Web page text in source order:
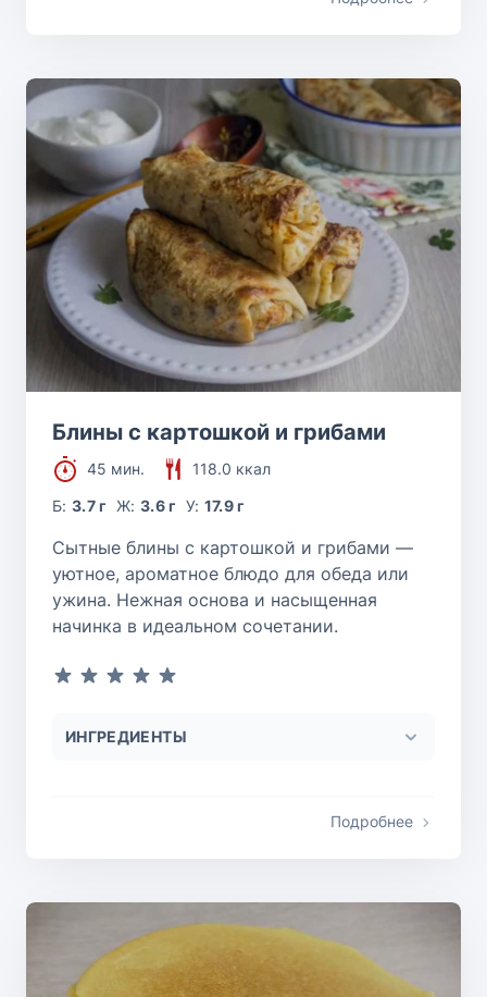
Блины с картошкой и грибами
45 мин.
118.0 ккал
Б:3.7 г Ж: 3.6 г У: 17.9 г
Сытные блины с картошкой и грибами —
уютное, ароматное блюдо для обеда или
ужина. Нежная основа и насыщенная
начинка в идеальном сочетании.
ИНГРЕДИЕНТЫ
Подробнее